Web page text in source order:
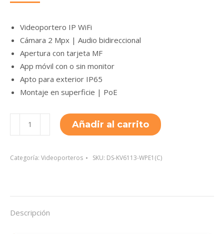
Videoportero IP WiFi
Cámara 2 Mpx | Audio bidireccional
Apertura con tarjeta MF
App móvil con o sin monitor
Apto para exterior IP65
Montaje en superficie | PoE
KV6113-
cantidad
Añadir al carrito
Categoría: Videoporteros SKU: DS-KV6113-WPE1(C)
Descripción